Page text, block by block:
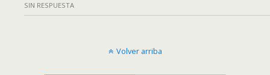
SIN RESPUESTA
Volver arriba